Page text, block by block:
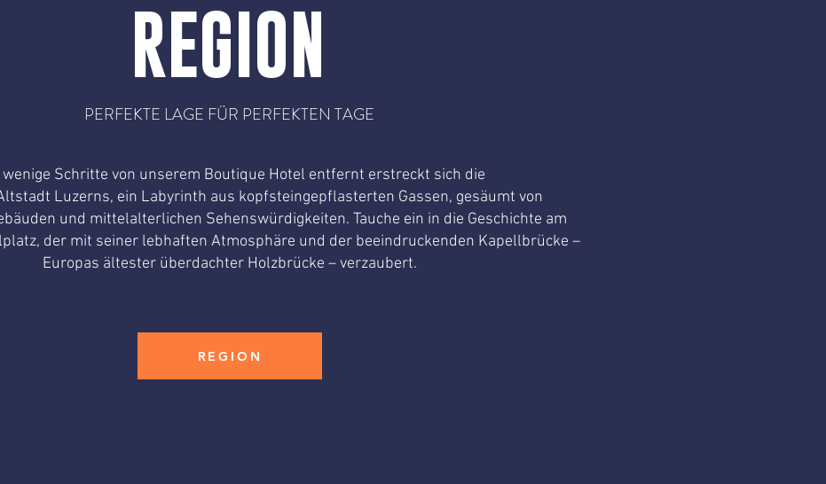
REGION
PERFEKTE LAGE FÜR PERFEKTEN TAGE
Schritte von unserem Boutique Hotel entfernt erstreckt sich die
Luzerns, ein Labyrinth aus kopfsteingepflasterten Gassen, gesäumt von
und mittelalterlichen Sehenswürdigkeiten. Tauche ein in die Geschichte am
der mit seiner lebhaften Atmosphäre und der beeindruckenden Kapellbrücke –
Europas ältester überdachter Holzbrücke – verzaubert.
REGION